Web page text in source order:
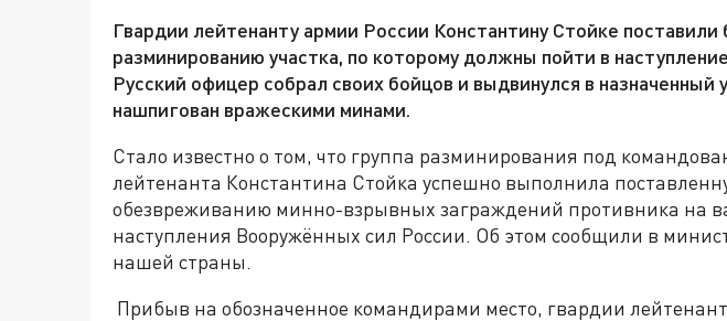
Гвардии лейтенанту армии России Константину Стойке поставили
разминированию участка, по которому должны пойти в
Русский офицер собрал своих бойцов и выдвинулся в назначенный
нашпигован вражескими минами.
Стало известно о том, что группа разминирования под
лейтенанта Константина Стойка успешно выполнила
обезвреживанию минно-взрывных заграждений противника на
наступления Вооружённых сил России. Об этом сообщили в
нашей страны.
Прибыв на обозначенное командирами место, гвардии